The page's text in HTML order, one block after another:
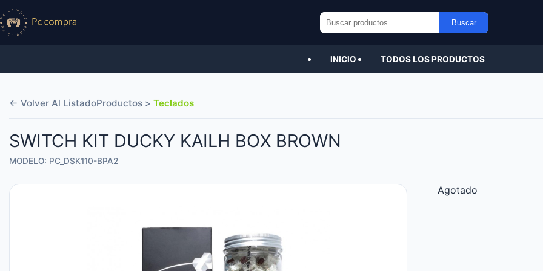
Buscar
por:
Buscar
INICIO TODOS LOS PRODUCTOS
← Volver Al ListadoProductos > Teclados
SWITCH KIT DUCKY KAILH BOX BROWN
MODELO: PC_DSK110-BPA2
Agotado